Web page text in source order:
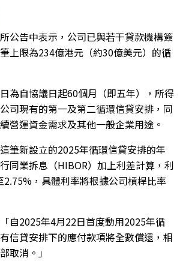
公告中表示，公司已與若干貸款機構簽
上限為234億港元（約30億美元）的循
為自協議日起60個月（即五年），所得
司現有的第一及第二循環信貸安排，同
營運資金需求及其他一般企業用途。
筆新設立的2025年循環信貸安排的年
同業拆息（HIBOR）加上利差計算，利
，具體利率將根據公司槓桿比率
自2025年4月22日首度動用2025年循
信貸安排下的應付款項將全數償還，相
取消。」